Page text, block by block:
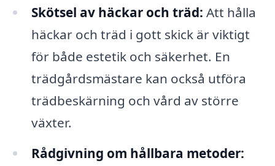
Skötsel av häckar och träd: Att hålla
häckar och träd i gott skick är viktigt
för både estetik och säkerhet. En
trädgårdsmästare kan också utföra
trädbeskärning och vård av större
växter.
Rådgivning om hållbara metoder: